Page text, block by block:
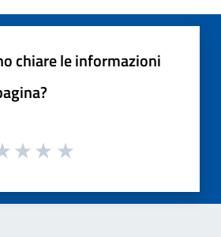
chiare le informazioni